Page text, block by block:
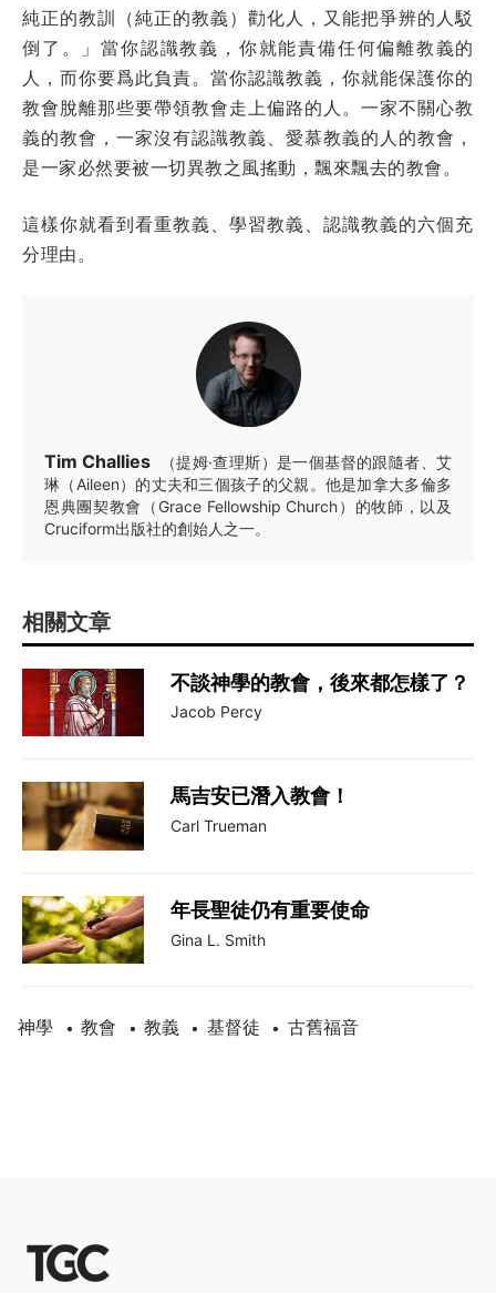
純正的教訓（純正的教義）勸化人，又能把爭辨的人駁
倒了。」當你認識教義，你就能責備任何偏離教義的
人，而你要爲此負責。當你認識教義，你就能保護你的
教會脫離那些要帶領教會走上偏路的人。一家不關心教
義的教會，一家沒有認識教義、愛慕教義的人的教會，
是一家必然要被一切異教之風搖動，飄來飄去的教會。
這樣你就看到看重教義、學習教義、認識教義的六個充
分理由。
Tim Challies
（提姆·查理斯）是一個基督的跟隨者、艾
琳（Aileen）的丈夫和三個孩子的父親。他是加拿大多倫多
恩典團契教會（Grace Fellowship Church）的牧師，以及
Cruciform出版社的創始人之一。
相關文章
不談神學的教會，後來都怎樣了？
Jacob Percy
馬吉安已潛入教會！
Carl Trueman
年長聖徒仍有重要使命
Gina L. Smith
神學 • 教會 • 教義 • 基督徒 • 古舊福音